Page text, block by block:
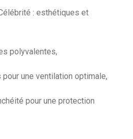
: esthétiques et
polyvalentes,
une ventilation optimale,
pour une protection